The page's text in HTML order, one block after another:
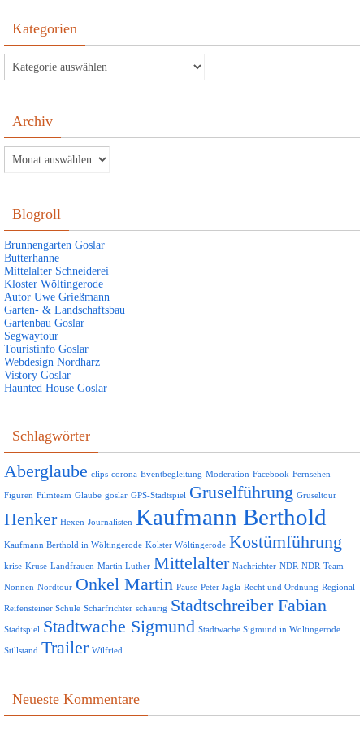
Kategorien
Archiv
Blogroll
Brunnengarten Goslar
Butterhanne
Mittelalter Schneiderei
Kloster Wöltingerode
Autor Uwe Grießmann
Garten- & Landschaftsbau
Gartenbau Goslar
Segwaytour
Touristinfo Goslar
Webdesign Nordharz
Vistory Goslar
Haunted House Goslar
Schlagwörter
Aberglaube clips corona Eventbegleitung-Moderation Facebook Fernsehen
Figuren Filmteam Glaube goslar GPS-Stadtspiel Gruselführung Gruseltour
Henker Hexen Journalisten Kaufmann Berthold
Kaufmann Berthold in Wöltingerode Kolster Wöltingerode Kostümführung
krise Kruse Landfrauen Martin Luther Mittelalter Nachrichter NDR NDR-Team
Nonnen Nordtour Onkel Martin Pause Peter Jagla Recht und Ordnung Regional
Reifensteiner Schule Scharfrichter schaurig Stadtschreiber Fabian
Stadtspiel Stadtwache Sigmund Stadtwache Sigmund in Wöltingerode
Stillstand Trailer Wilfried
Neueste Kommentare